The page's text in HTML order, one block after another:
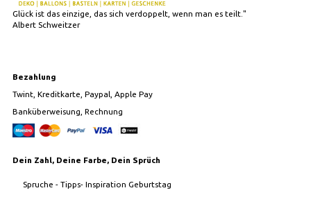
Glück ist das einzige, das sich verdoppelt, wenn man es teilt."
Albert Schweitzer
Bezahlung
Twint, Kreditkarte, Paypal, Apple Pay
Banküberweisung, Rechnung
Dein Zahl, Deine Farbe, Dein Sprüch
Spruche - Tipps- Inspiration Geburtstag